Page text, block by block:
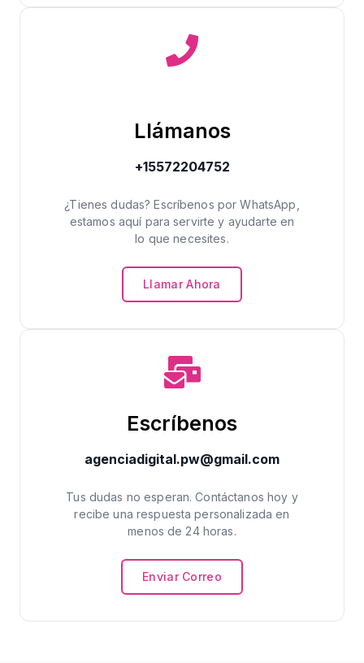
Llámanos
+15572204752
¿Tienes dudas? Escríbenos por WhatsApp,
estamos aquí para servirte y ayudarte en
lo que necesites.
Llamar Ahora
Escríbenos
agenciadigital.pw@gmail.com
Tus dudas no esperan. Contáctanos hoy y
recibe una respuesta personalizada en
menos de 24 horas.
Enviar Correo